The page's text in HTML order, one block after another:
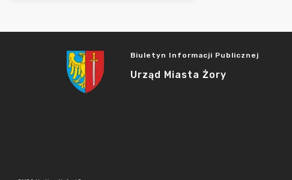
Biuletyn Informacji Publicznej
Urząd Miasta Żory